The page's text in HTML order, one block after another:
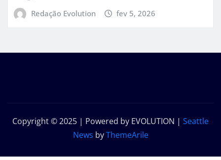
Redação Evolution fev 5, 2026
Copyright © 2025 | Powered by EVOLUTION | Seattle
News byThemeArile